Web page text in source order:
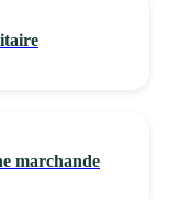
marchande